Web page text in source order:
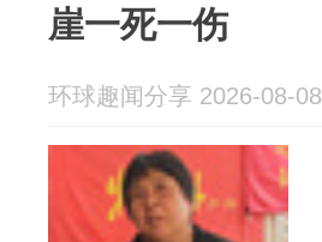
崖一死一伤
环球趣闻分享 2026-08-08